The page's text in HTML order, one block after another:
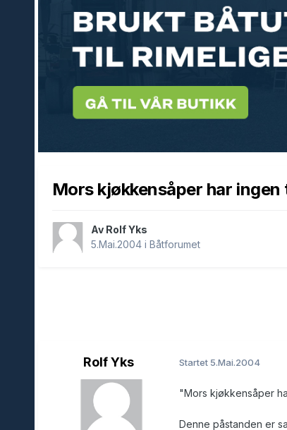
Mors kjøkkensåper har
Av Rolf Yks
5.Mai.2004 i Båtforumet
Rolf Yks Startet 5.Mai.2004
"Mors kjøkkensåper
Denne påstanden er